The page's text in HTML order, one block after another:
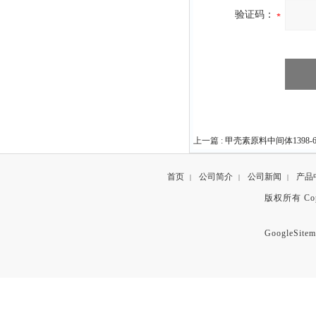
验证码：
上一篇 : 甲壳素原料中间体1398-
首页 | 公司简介 | 公司新闻 | 产品
版权所有